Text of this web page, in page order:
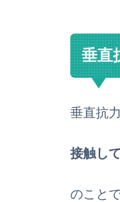
垂直
垂直抗
接触し
のことで